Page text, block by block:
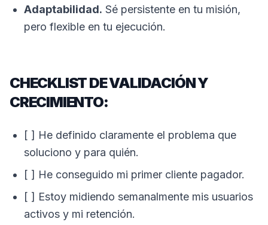
Adaptabilidad. Sé persistente en tu misión,
pero flexible en tu ejecución.
CHECKLIST DE VALIDACIÓN Y
CRECIMIENTO:
[ ] He definido claramente el problema que
soluciono y para quién.
[ ] He conseguido mi primer cliente pagador.
[ ] Estoy midiendo semanalmente mis usuarios
activos y mi retención.